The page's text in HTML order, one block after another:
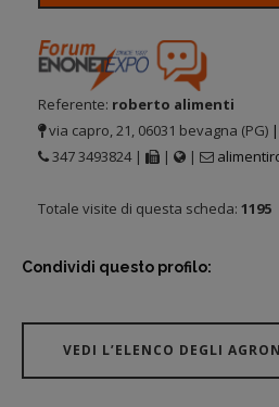
Referente: roberto alimenti
via capro, 21, 06031 bevagna (PG) |
347 3493824 |
| |
Totale visite di questa scheda: 1195
Condividi questo profilo:
VEDI L’ELENCO DEGLI